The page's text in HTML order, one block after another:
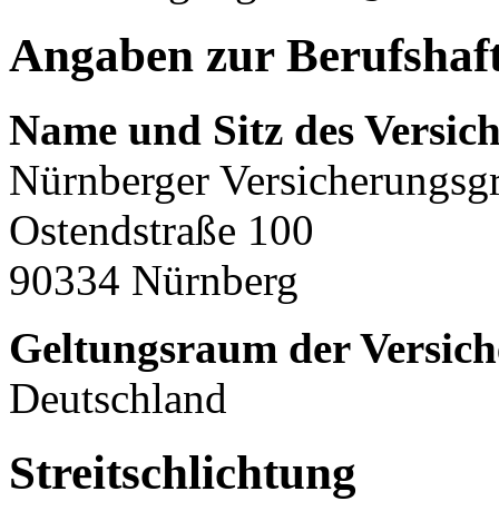
Angaben zur
Name und Sitz des
Nürnberger
Ostendstraße 100
90334 Nürnberg
Geltungsraum der
Deutschland
Streitschlichtung